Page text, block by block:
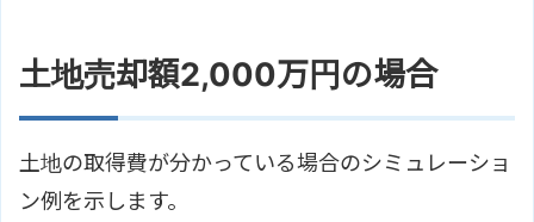
土地売却額2,000万円の場合
土地の取得費が分かっている場合のシミュレーショ
ン例を示します。